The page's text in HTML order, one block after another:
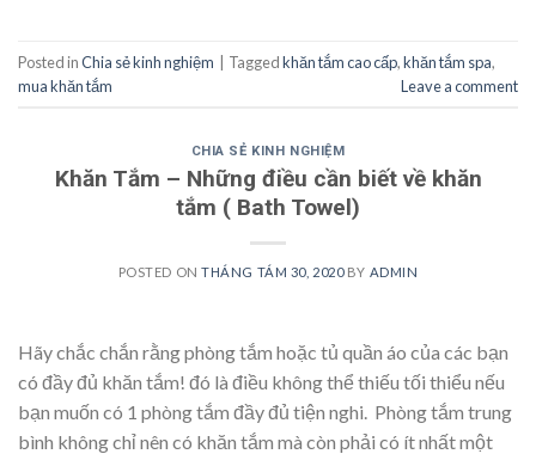
Posted inChia sẻ kinh nghiệm | Taggedkhăn tắm cao cấp,khăn tắm spa,
mua khăn tắm
Leave a comment
CHIA SẺ KINH NGHIỆM
Khăn Tắm – Những điều cần biết về khăn
tắm ( Bath Towel)
POSTED ONTHÁNG TÁM 30, 2020BY ADMIN
Hãy chắc chắn rằng phòng tắm hoặc tủ quần áo của các bạn
có đầy đủ khăn tắm! đó là điều không thể thiếu tối thiểu nếu
bạn muốn có 1 phòng tắm đầy đủ tiện nghi. Phòng tắm trung
bình không chỉ nên có khăn tắm mà còn phải có ít nhất một